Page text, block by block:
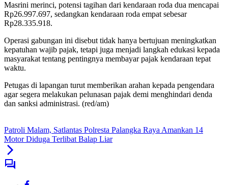
Masrini merinci, potensi tagihan dari kendaraan roda dua mencapai
Rp26.997.697, sedangkan kendaraan roda empat sebesar
Rp28.335.918.
Operasi gabungan ini disebut tidak hanya bertujuan meningkatkan
kepatuhan wajib pajak, tetapi juga menjadi langkah edukasi kepada
masyarakat tentang pentingnya membayar pajak kendaraan tepat
waktu.
Petugas di lapangan turut memberikan arahan kepada pengendara
agar segera melakukan pelunasan pajak demi menghindari denda
dan sanksi administrasi. (red/am)
Patroli Malam, Satlantas Polresta Palangka Raya Amankan 14
Motor Diduga Terlibat Balap Liar